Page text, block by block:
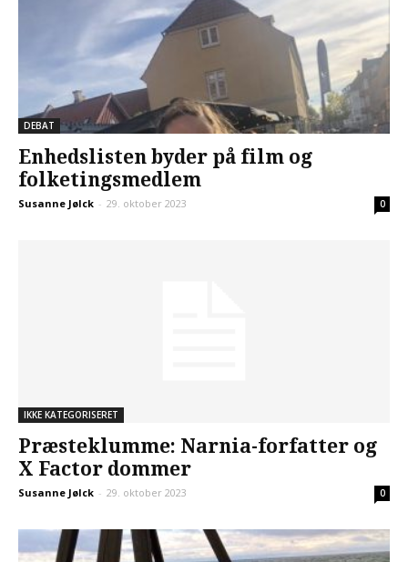
DEBAT
Enhedslisten byder på film og
folketingsmedlem
Susanne Jølck - 29. oktober 2023 0
IKKE KATEGORISERET
Præsteklumme: Narnia-forfatter og
X Factor dommer
Susanne Jølck - 29. oktober 2023 0